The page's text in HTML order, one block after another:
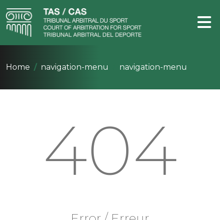
Home navigation-menu navigation-menu
404